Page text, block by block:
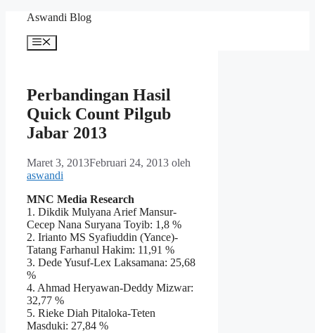
Langsung
Aswandi Blog
Menu
Perbandingan Hasil
Quick Count Pilgub
Jabar 2013
Maret 3, 2013Februari 24, 2013 oleh
aswandi
MNC Media Research
1. Dikdik Mulyana Arief Mansur-
Cecep Nana Suryana Toyib: 1,8 %
2. Irianto MS Syafiuddin (Yance)-
Tatang Farhanul Hakim: 11,91 %
3. Dede Yusuf-Lex Laksamana: 25,68
%
4. Ahmad Heryawan-Deddy Mizwar:
32,77 %
5. Rieke Diah Pitaloka-Teten
Masduki: 27,84 %